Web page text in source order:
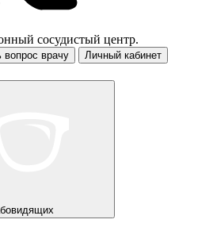
сосудистый центр.
вопрос врачу
Личный кабинет